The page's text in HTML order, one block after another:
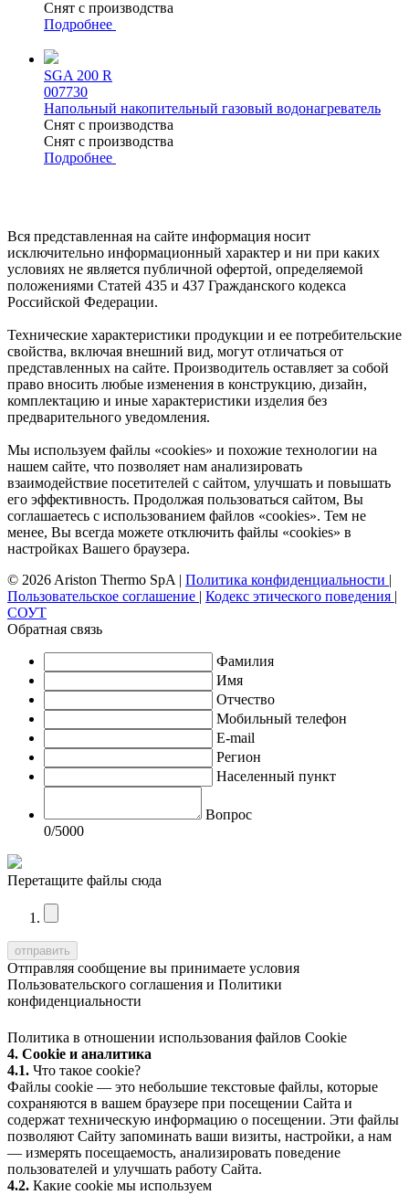
Снят с производства
Подробнее
SGA 200 R
007730
Напольный накопительный газовый водонагреватель
Снят с производства
Снят с производства
Подробнее
Вся представленная на сайте информация носит
исключительно информационный характер и ни при каких
условиях не является публичной офертой, определяемой
положениями Статей 435 и 437 Гражданского кодекса
Российской Федерации.
Технические характеристики продукции и ее потребительские
свойства, включая внешний вид, могут отличаться от
представленных на сайте. Производитель оставляет за собой
право вносить любые изменения в конструкцию, дизайн,
комплектацию и иные характеристики изделия без
предварительного уведомления.
Мы используем файлы «cookies» и похожие технологии на
нашем сайте, что позволяет нам анализировать
взаимодействие посетителей с сайтом, улучшать и повышать
его эффективность. Продолжая пользоваться сайтом, Вы
соглашаетесь с использованием файлов «cookies». Тем не
менее, Вы всегда можете отключить файлы «cookies» в
настройках Вашего браузера.
© 2026 Ariston Thermo SpA | Политика конфиденциальности |
Пользовательское соглашение | Кодекс этического поведения |
СОУТ
Обратная связь
Фамилия
Имя
Отчество
Мобильный телефон
E-mail
Регион
Населенный пункт
Вопрос
0/5000
Перетащите файлы сюда
Отправляя сообщение вы принимаете условия
Пользовательского соглашения и Политики
конфиденциальности
Политика в отношении использования файлов Cookie
4. Cookie и аналитика
4.1. Что такое cookie?
Файлы cookie — это небольшие текстовые файлы, которые
сохраняются в вашем браузере при посещении Сайта и
содержат техническую информацию о посещении. Эти файлы
позволяют Сайту запоминать ваши визиты, настройки, а нам
— измерять посещаемость, анализировать поведение
пользователей и улучшать работу Сайта.
4.2. Какие cookie мы используем